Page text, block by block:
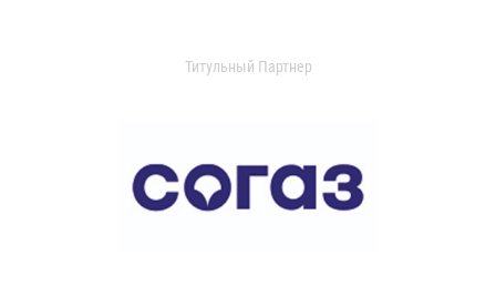
Титульный Партнер